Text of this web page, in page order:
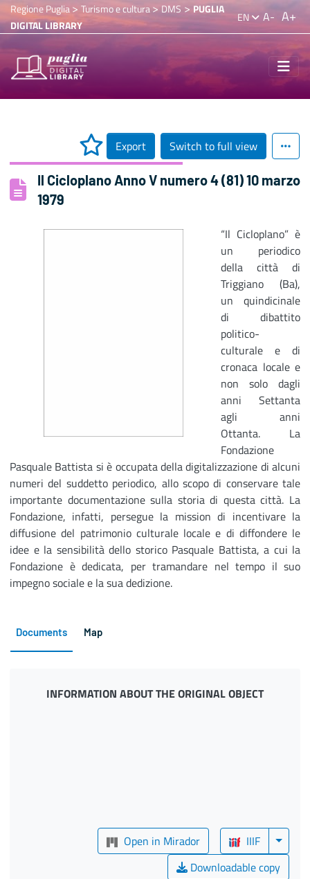
Regione Puglia> Turismo e cultura>DMS > PUGLIA
DIGITAL LIBRARY
EN A- A+
Export Switch to full view
Il Cicloplano Anno V numero 4 (81) 10 marzo
1979
“Il Cicloplano” è
un periodico
della città di
Triggiano (Ba),
un quindicinale
di dibattito
politico-
culturale e di
cronaca locale e
non solo dagli
anni Settanta
agli anni
Ottanta. La
Fondazione
Pasquale Battista si è occupata della digitalizzazione di alcuni
numeri del suddetto periodico, allo scopo di conservare tale
importante documentazione sulla storia di questa città. La
Fondazione, infatti, persegue la mission di incentivare la
diffusione del patrimonio culturale locale e di diffondere le
idee e la sensibilità dello storico Pasquale Battista, a cui la
Fondazione è dedicata, per tramandare nel tempo il suo
impegno sociale e la sua dedizione.
Documents Map
INFORMATION ABOUT THE ORIGINAL OBJECT
Open in Mirador
IIIF
Downloadable copy